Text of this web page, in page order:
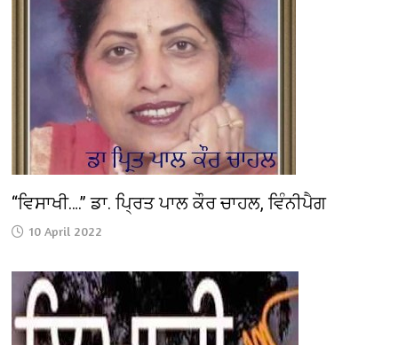
“ਵਿਸਾਖੀ….” ਡਾ. ਪ੍ਰਿਤ ਪਾਲ ਕੌਰ ਚਾਹਲ, ਵਿੰਨੀਪੈਗ
10 April 2022